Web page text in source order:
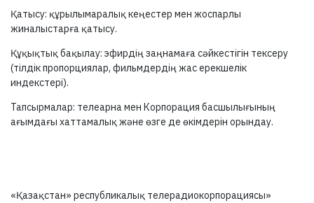
Қатысу: құрылымаралық кеңестер мен жоспарлы
жиналыстарға қатысу.
Құқықтық бақылау: эфирдің заңнамаға сәйкестігін тексеру
(тілдік пропорциялар, фильмдердің жас ерекшелік
индекстері).
Тапсырмалар: телеарна мен Корпорация басшылығының
ағымдағы хаттамалық және өзге де өкімдерін орындау.
«Қазақстан» республикалық телерадиокорпорациясы»